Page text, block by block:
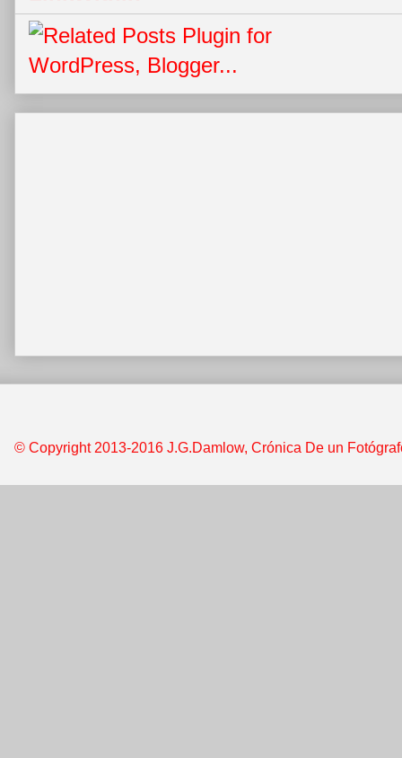
© Copyright 2013-2016 J.G.Damlow, Crónica De un